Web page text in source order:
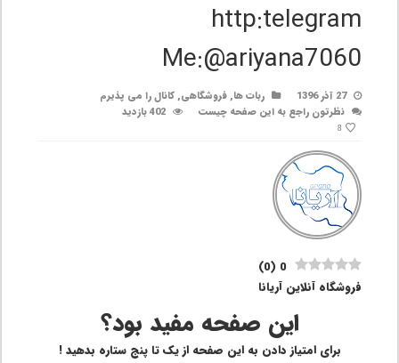
http:telegram
Me:@ariyana7060
27 آذر 1396 ربات ها,فروشگاهی,کانال را می پذیرم
نظرتون راجع به این صفحه چیست
402 بازدید
8
0
(
0
)
فروشگاه آنلاین آریانا
این صفحه مفید بود؟
برای امتیاز دادن به این صفحه از یک تا پنج ستاره بدهید !